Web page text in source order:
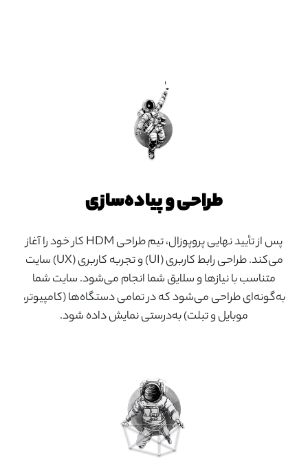
طراحی و پیاده‌سازی
پس از تأیید نهایی پروپوزال، تیم طراحی HDM کار خود را آغاز
می‌کند. طراحی رابط کاربری (UI) و تجربه کاربری (UX) سایت
متناسب با نیازها و سلایق شما انجام می‌شود. سایت شما
به‌گونه‌ای طراحی می‌شود که در تمامی دستگاه‌ها (کامپیوتر،
موبایل و تبلت) به‌درستی نمایش داده شود.